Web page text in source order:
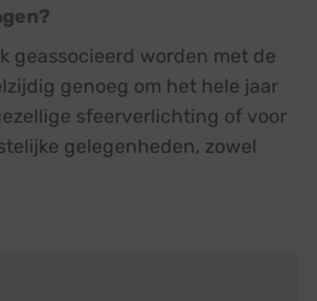
geassocieerd worden met de
genoeg om het hele jaar
sfeerverlichting of voor
gelegenheden, zowel